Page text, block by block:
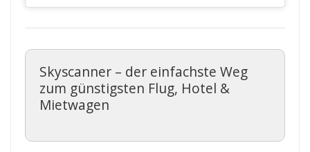
Skyscanner – der einfachste Weg
zum günstigsten Flug, Hotel &
Mietwagen